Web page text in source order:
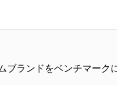
ブランドをベンチマーク